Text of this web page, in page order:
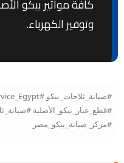
كافة مواتير بيكو
وتوفير الكهرباء.
#قطع_غيار_بيكو_الأصلية
#مركز_صيانة_بيكو_مصر